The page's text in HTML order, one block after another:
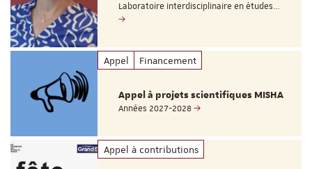
Laboratoire interdisciplinaire en études…
Appel Financement
Appel à projets scientifiques MISHA
Années 2027-2028
Appel à contributions